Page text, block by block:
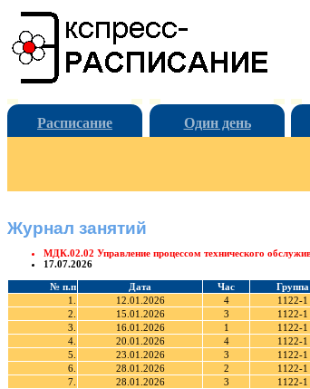
Расписание Один день
Журнал занятий
МДК.02.02 Управление процессом технического
17.07.2026
№ п.п Дата Час Группа
1.
12.01.2026 4 1122-1
2.
15.01.2026 3 1122-1
3.
16.01.2026 1 1122-1
4.
20.01.2026 4 1122-1
5.
23.01.2026 3 1122-1
6.
28.01.2026 2 1122-1
7.
28.01.2026 3 1122-1